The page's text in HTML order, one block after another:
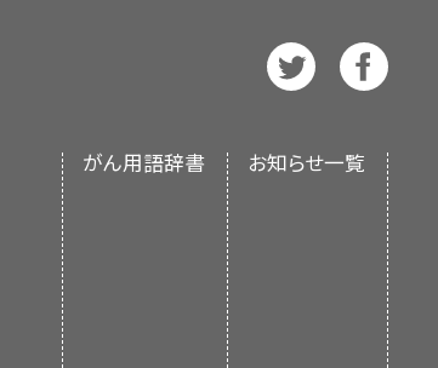
ターに接続されたX
撮影し精細な連
に、造影剤を静脈
場合もあります。
タ体軸断層撮影法
行われることがあり
囲の正常組織の切除
は維持され、組織が
がん用語辞書 お知らせ一覧